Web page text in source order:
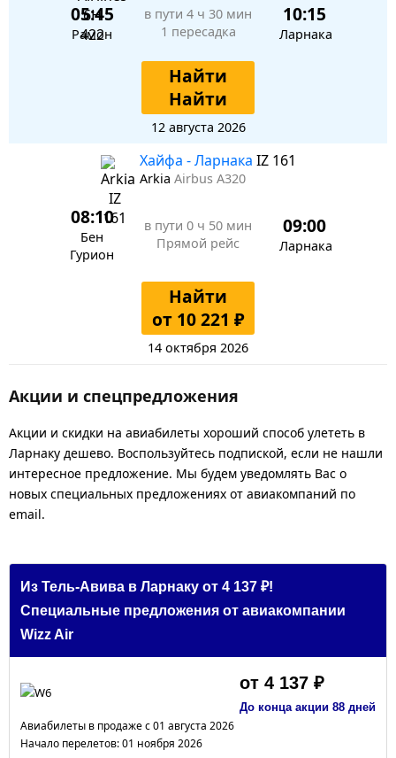
05:45
Рамон
в пути 4 ч 30 мин
1 пересадка
10:15
Ларнака
Найти
Найти
12 августа 2026
Хайфа - Ларнака IZ 161
Arkia Airbus A320
08:10
Бен
Гурион
в пути 0 ч 50 мин
Прямой рейс
09:00
Ларнака
Найти
от 10 221 ₽
14 октября 2026
Акции и спецпредложения
Акции и скидки на авиабилеты хороший способ улететь в
Ларнаку дешево. Воспользуйтесь подпиской, если не нашли
интересное предложение. Мы будем уведомлять Вас о
новых специальных предложениях от авиакомпаний по
email.
Из Тель-Авива в Ларнаку от 4 137 ₽!
Специальные предложения от авиакомпании
Wizz Air
от 4 137 ₽
До конца акции 88 дней
Авиабилеты в продаже с 01 августа 2026
Начало перелетов: 01 ноября 2026